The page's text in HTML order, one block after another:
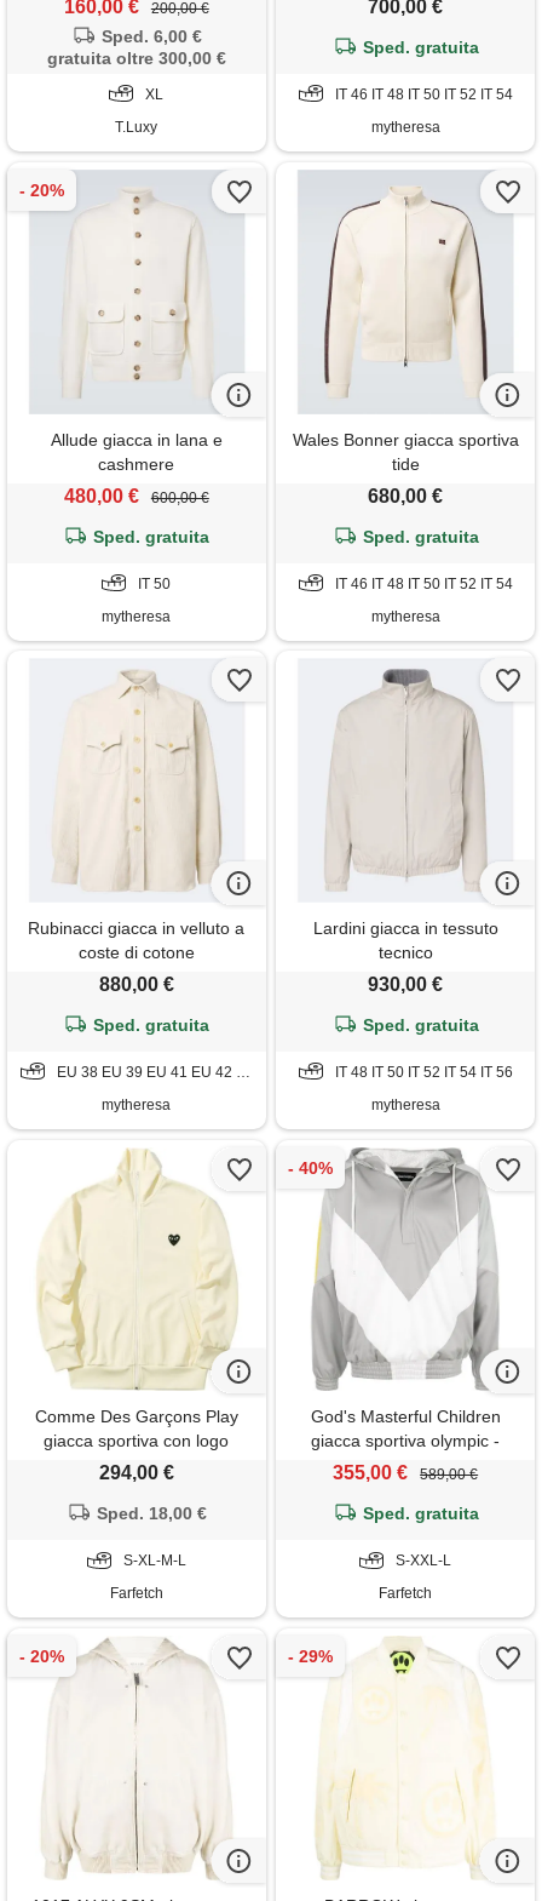
160,00 € 200,00 €
Sped. 6,00 €
gratuita oltre 300,00 €
XL
T.Luxy
700,00 €
Sped. gratuita
IT 46 IT 48 IT 50 IT 52 IT 54
mytheresa
Allude giacca in lana e
cashmere
480,00 € 600,00 €
Sped. gratuita
IT 50
mytheresa
Wales Bonner giacca sportiva
tide
680,00 €
Sped. gratuita
IT 46 IT 48 IT 50 IT 52 IT 54
mytheresa
Rubinacci giacca in velluto a
coste di cotone
880,00 €
Sped. gratuita
EU 38 EU 39 EU 41 EU 42 EU 43
mytheresa
Lardini giacca in tessuto
tecnico
930,00 €
Sped. gratuita
IT 48 IT 50 IT 52 IT 54 IT 56
mytheresa
Comme Des Garçons Play
giacca sportiva con logo
cuore - toni neutri
294,00 €
Sped. 18,00 €
S-XL-M-L
Farfetch
God's Masterful Children
giacca sportiva olympic -
grigio
355,00 € 589,00 €
Sped. gratuita
S-XXL-L
Farfetch